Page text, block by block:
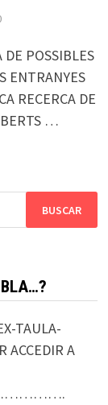
POSSIBLES
ENTRANYES
RECERCA DE
…
TAULA-
ACCEDIR A